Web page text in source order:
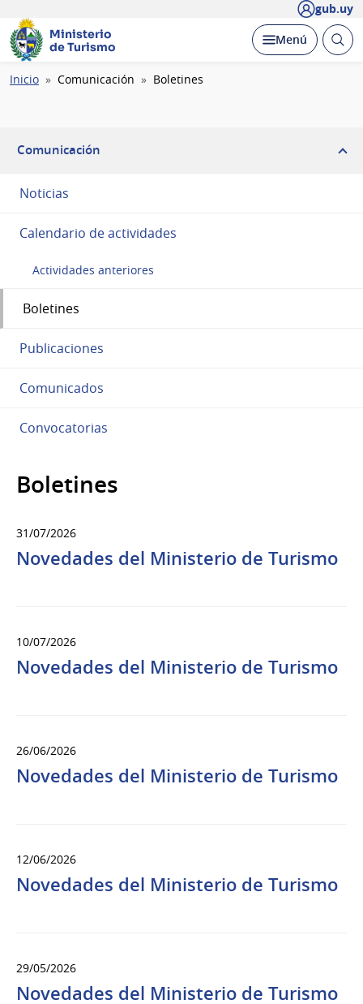
gub.uy
Ministerio
de Turismo
Desplegar
Menú Abrir
Ruta
Inicio Comunicación Boletines
Comunicación
Noticias
Calendario de actividades
Actividades anteriores
Boletines
Publicaciones
Comunicados
Convocatorias
Boletines
31/07/2026
Novedades del Ministerio de Turismo
10/07/2026
Novedades del Ministerio de Turismo
26/06/2026
Novedades del Ministerio de Turismo
12/06/2026
Novedades del Ministerio de Turismo
29/05/2026
Novedades del Ministerio de Turismo